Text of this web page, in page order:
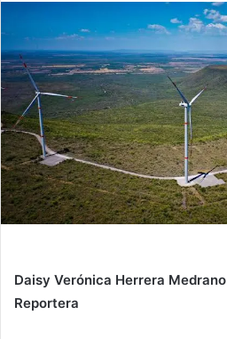
d
a
n
e
m
a
i
l
Daisy Verónica Herrera Medrano
Reportera